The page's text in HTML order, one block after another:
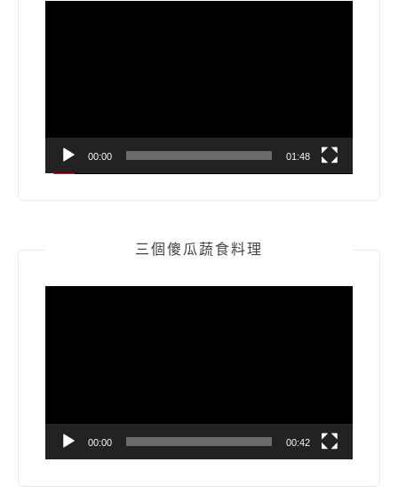
00:00 01:48
三個傻瓜蔬食料理
00:00 00:42